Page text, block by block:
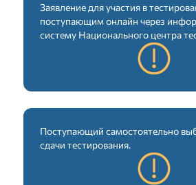
Заявление для участия в
поступающим онлайн через
систему Национального центра
Поступающий самостоятельно
сдачи тестирования.